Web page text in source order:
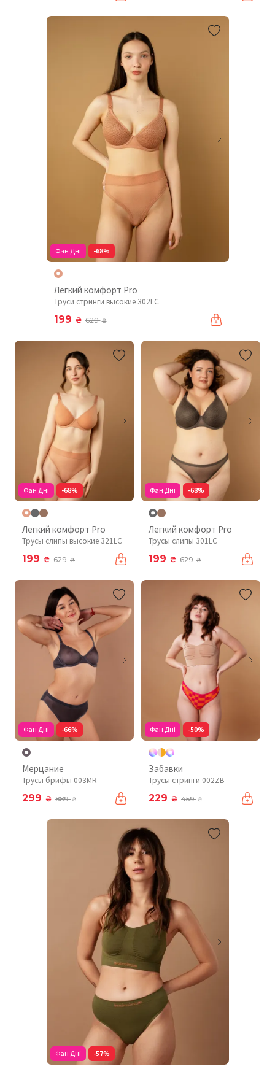
Фан Дні -68%
Легкий комфорт Pro
Труси стринги высокие 302LC
199 ₴ 629₴
Фан Дні -68%
Легкий комфорт Pro
Трусы слипы высокие 321LC
199 ₴ 629₴
Фан Дні -68%
Легкий комфорт Pro
Трусы слипы 301LC
199 ₴ 629₴
Фан Дні -66%
Мерцание
Трусы брифы 003MR
299 ₴ 889₴
Фан Дні -50%
Забавки
Трусы стринги 002ZB
229 ₴ 459₴
Фан Дні -57%